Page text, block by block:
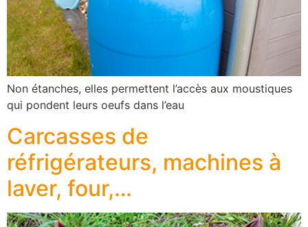
Non étanches, elles permettent l’accès aux moustiques
qui pondent leurs oeufs dans l’eau
Carcasses de
réfrigérateurs, machines à
laver, four,…